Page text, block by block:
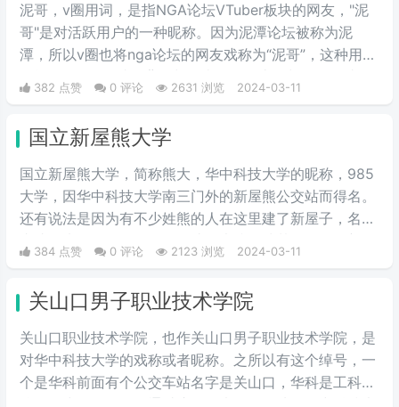
泥哥，v圈用词，是指NGA论坛VTuber板块的网友，"泥
哥"是对活跃用户的一种昵称。因为泥潭论坛被称为泥
潭，所以v圈也将nga论坛的网友戏称为“泥哥”，这种用法
户们开始将这些常驻者称为"泥哥"。
382 点赞 0 评论 2631 浏览 2024-03-11
国立新屋熊大学
国立新屋熊大学，简称熊大，华中科技大学的昵称，985
大学，因华中科技大学南三门外的新屋熊公交站而得名。
还有说法是因为有不少姓熊的人在这里建了新屋子，名字
熊大学的名字，比这个985大学更广为人知的外号“关山口
384 点赞 0 评论 2123 浏览 2024-03-11
关山口男子职业技术学院
关山口职业技术学院，也作关山口男子职业技术学院，是
对华中科技大学的戏称或者昵称。之所以有这个绰号，一
个是华科前面有个公交车站名字是关山口，华科是工科院